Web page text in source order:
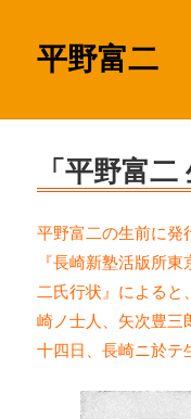
平野富二
「平野富
平野富二の生前に発
『長崎新塾活版所
二氏行状』による
崎ノ士人、矢次豊
十四日、長崎ニ於テ